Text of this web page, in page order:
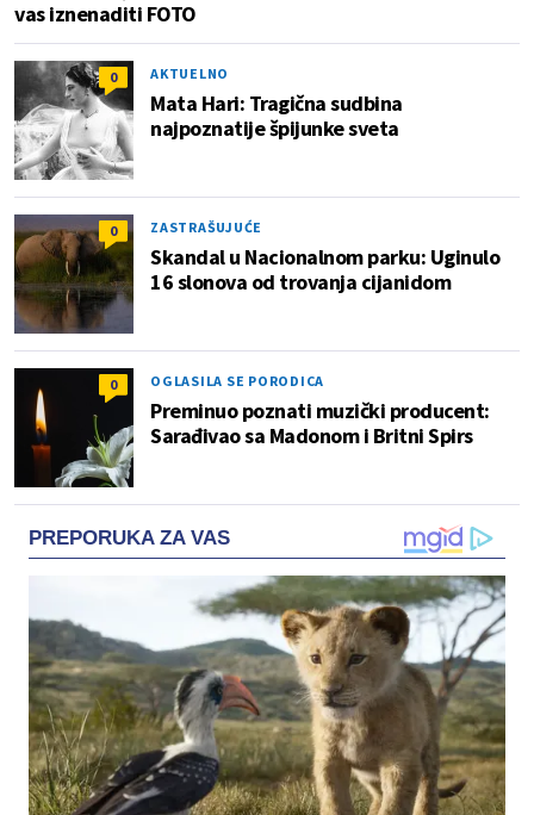
vas iznenaditi FOTO
0 AKTUELNO
Mata Hari: Tragična sudbina
najpoznatije špijunke sveta
0 ZASTRAŠUJUĆE
Skandal u Nacionalnom parku: Uginulo
16 slonova od trovanja cijanidom
0 OGLASILA SE PORODICA
Preminuo poznati muzički producent:
Sarađivao sa Madonom i Britni Spirs
PREPORUKA ZA VAS